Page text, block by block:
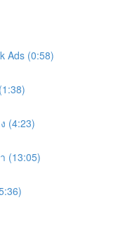
Ads (0:58)
(4:23)
(13:05)